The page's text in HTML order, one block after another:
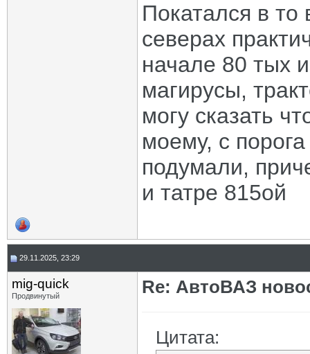
Покатался в
северах
начале 80 тых
магирусы,
могу сказать
моему, с
подумали,
и татре 815ой
29.11.2025, 23:29
mig-quick
Продвинутый Re: АвтоВАЗ
Цитата: